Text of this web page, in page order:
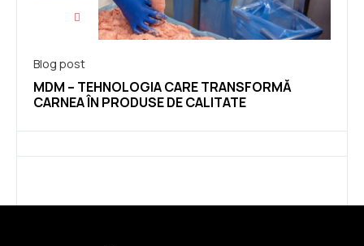
Blog post
MDM – TEHNOLOGIA CARE TRANSFORMĂ
CARNEA ÎN PRODUSE DE CALITATE